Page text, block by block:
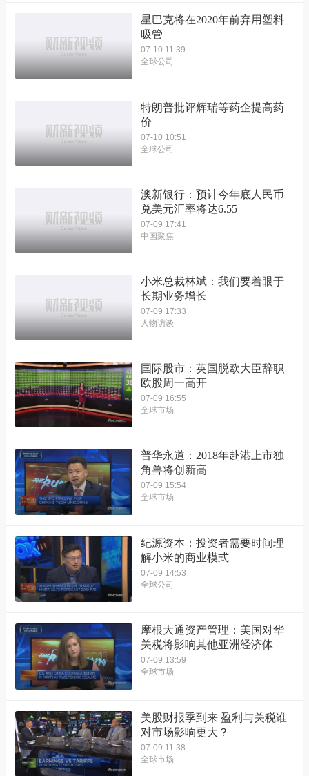
星巴克将在2020年前弃用塑料
吸管
07-10 11:39
全球公司
特朗普批评辉瑞等药企提高药
价
07-10 10:51
全球公司
澳新银行：预计今年底人民币
兑美元汇率将达6.55
07-09 17:41
中国聚焦
小米总裁林斌：我们要着眼于
长期业务增长
07-09 17:33
人物访谈
国际股市：英国脱欧大臣辞职
欧股周一高开
07-09 16:55
全球市场
普华永道：2018年赴港上市独
角兽将创新高
07-09 15:54
全球市场
纪源资本：投资者需要时间理
解小米的商业模式
07-09 14:53
全球公司
摩根大通资产管理：美国对华
关税将影响其他亚洲经济体
07-09 13:59
全球市场
美股财报季到来 盈利与关税谁
对市场影响更大？
07-09 11:38
全球市场